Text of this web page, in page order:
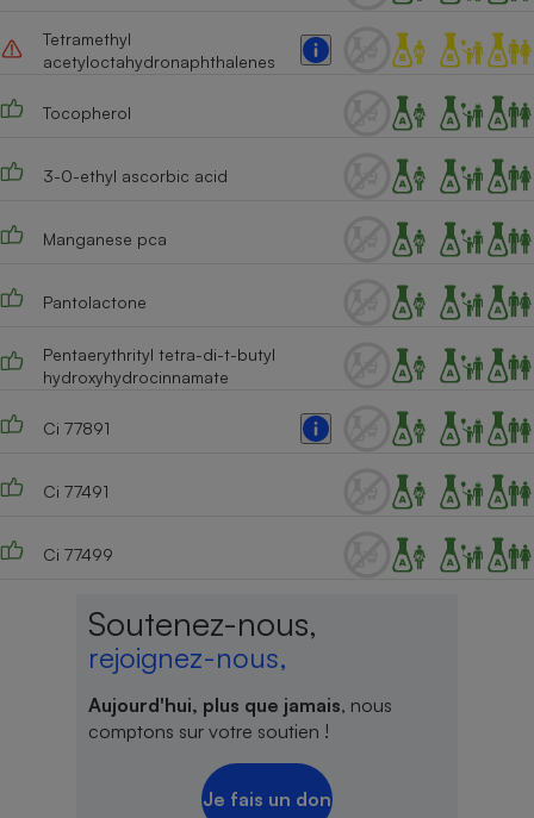
Tetramethyl
acetyloctahydronaphthalenes
Tocopherol
3-0-ethyl ascorbic acid
Manganese pca
Pantolactone
Pentaerythrityl tetra-di-t-butyl
hydroxyhydrocinnamate
Ci 77891
Ci 77491
Ci 77499
Soutenez-nous,
rejoignez-nous,
Aujourd'hui, plus que jamais, nous
comptons sur votre soutien !
Je fais un don